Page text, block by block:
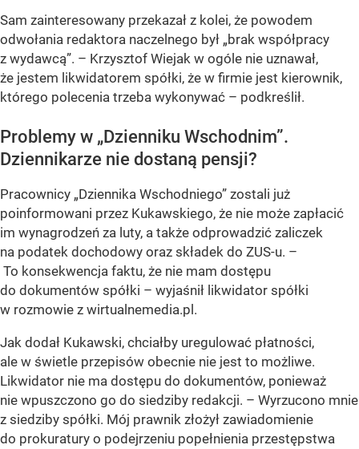
Sam zainteresowany przekazał z kolei, że powodem
odwołania redaktora naczelnego był „brak współpracy
z wydawcą”. – Krzysztof Wiejak w ogóle nie uznawał,
że jestem likwidatorem spółki, że w firmie jest kierownik,
którego polecenia trzeba wykonywać – podkreślił.
Problemy w „Dzienniku Wschodnim”.
Dziennikarze nie dostaną pensji?
Pracownicy „Dziennika Wschodniego” zostali już
poinformowani przez Kukawskiego, że nie może zapłacić
im wynagrodzeń za luty, a także odprowadzić zaliczek
na podatek dochodowy oraz składek do ZUS-u. –
To konsekwencja faktu, że nie mam dostępu
do dokumentów spółki – wyjaśnił likwidator spółki
w rozmowie z wirtualnemedia.pl.
Jak dodał Kukawski, chciałby uregulować płatności,
ale w świetle przepisów obecnie nie jest to możliwe.
Likwidator nie ma dostępu do dokumentów, ponieważ
nie wpuszczono go do siedziby redakcji. – Wyrzucono mnie
z siedziby spółki. Mój prawnik złożył zawiadomienie
do prokuratury o podejrzeniu popełnienia przestępstwa